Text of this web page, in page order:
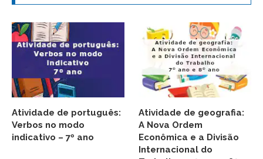
Atividade de português:
Verbos no modo
indicativo – 7º ano
Atividade de geografia:
A Nova Ordem
Econômica e a Divisão
Internacional do